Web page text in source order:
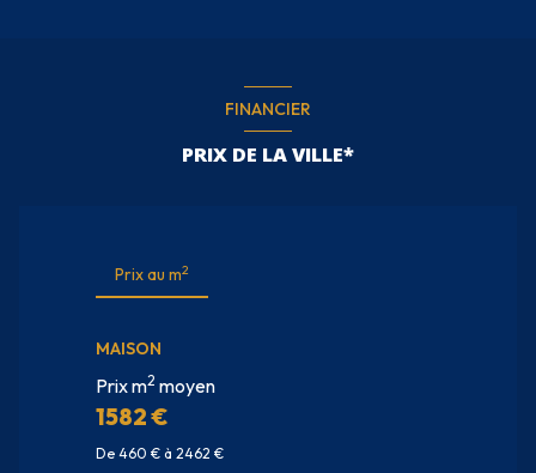
FINANCIER
PRIX DE LA VILLE*
Prix au m2
MAISON
Prix m2 moyen
1582 €
De 460 € à 2462 €